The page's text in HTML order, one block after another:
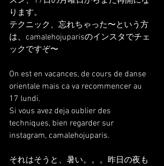
ります。
テクニック、忘れちゃった〜という方
は、camalehojuparisのインスタでチェ
ックですぞ〜
On est en vacances, de cours de danse
orientale mais ca va recommencer au
17 lundi.
Si vous avez deja oublier des
techniques, bien regarder sur
instagram, camalehojuparis.
それはそうと、暑い。。。昨日の夜も